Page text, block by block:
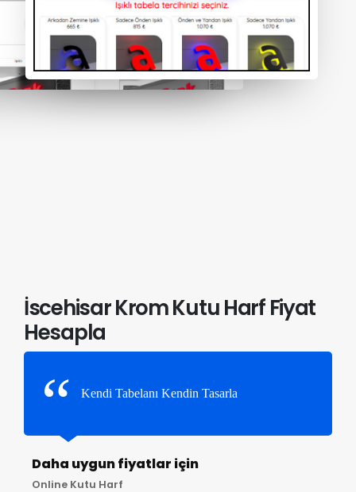
İscehisar Krom Kutu Harf Fiyat
Hesapla
Kendi Tabelanı Kendin Tasarla
Daha uygun fiyatlar için
Online Kutu Harf